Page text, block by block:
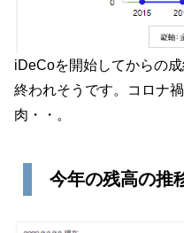
iDeCoを開始してからの
終われそうです。コロナ
肉・・。
今年の残高の推